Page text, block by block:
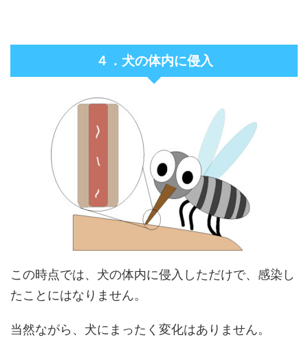
４．犬の体内に侵入
この時点では、犬の体内に侵入しただけで、感染し
たことにはなりません。
当然ながら、犬にまったく変化はありません。